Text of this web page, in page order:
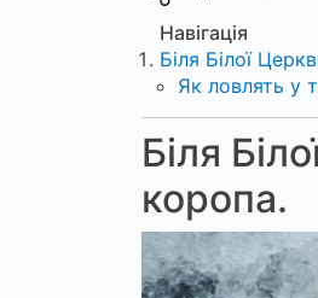
Навігація
Біля Білої
Як ловлять у
Біля
коропа.